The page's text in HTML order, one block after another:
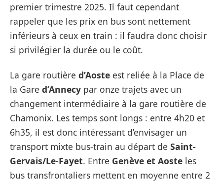
premier trimestre 2025. Il faut cependant
rappeler que les prix en bus sont nettement
inférieurs à ceux en train : il faudra donc choisir
si privilégier la durée ou le coût.
La gare routière d’Aoste est reliée à la Place de
la Gare d’Annecy par onze trajets avec un
changement intermédiaire à la gare routière de
Chamonix. Les temps sont longs : entre 4h20 et
6h35, il est donc intéressant d’envisager un
transport mixte bus-train au départ de Saint-
Gervais/Le-Fayet. Entre Genève et Aoste les
bus transfrontaliers mettent en moyenne entre 2